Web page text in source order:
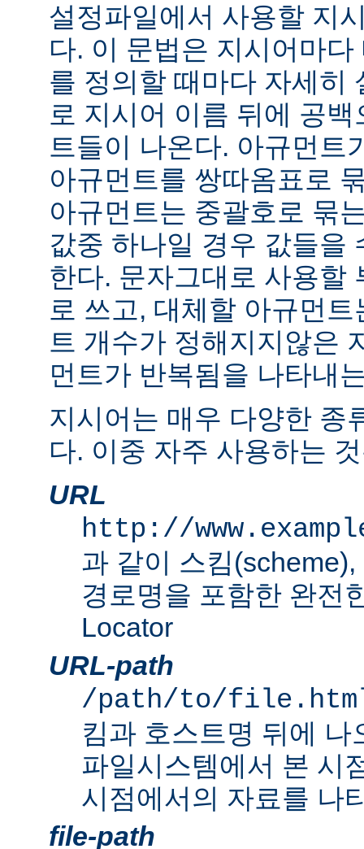
설정파일에서 사용할 지
다. 이 문법은 지시어마
를 정의할 때마다 자세히
로 지시어 이름 뒤에 공
트들이 나온다. 아규먼트
아규먼트를 쌍따옴표로
아규먼트는 중괄호로 묶
값중 하나일 경우 값들을
한다. 문자그대로 사용할
로 쓰고, 대체할 아규먼
트 개수가 정해지지않은
먼트가 반복됨을 나타내
지시어는 매우 다양한 종
다. 이중 자주 사용하는
URL
http://
과 같이 스킴
경로명을 포함한 완전
Locator
URL-path
/path/to/
킴과 호스트명 뒤에
파일시스템에서 본 시
시점에서의 자료를 나
file-path